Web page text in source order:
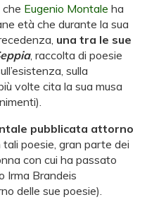
Eugenio Montale ha
età che durante la sua
una tra le sue
, raccolta di poesie
sulla
volte cita la sua musa
pubblicata attorno
tali poesie, gran parte dei
con cui ha passato
Irma Brandeis
delle sue poesie).